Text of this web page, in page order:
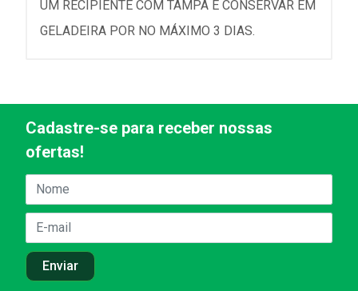
UM RECIPIENTE COM TAMPA E CONSERVAR EM
GELADEIRA POR NO MÁXIMO 3 DIAS.
Cadastre-se para receber nossas
ofertas!